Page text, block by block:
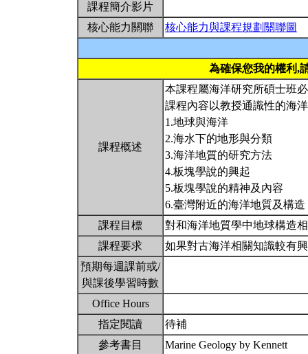
課程簡介影片
核心能力關聯
核心能力與課程規劃關聯圖
為確保您我的權利,
課程概述
本課程屬海洋研究所碩士班
課程內容以教授通識性的海
1.地球與海洋
2.海水下的地形與分類
3.海洋地質的研究方法
4.板塊學說的興起
5.板塊學說的精神及內容
6.臺灣附近的海洋地質及構造
課程目標
對和海洋地質學中地球構造
課程要求
如果對古海洋相關知識較有
預期每週課前或/
與課後學習時數
Office Hours
指定閱讀
待補
參考書目
Marine Geology by Kennett